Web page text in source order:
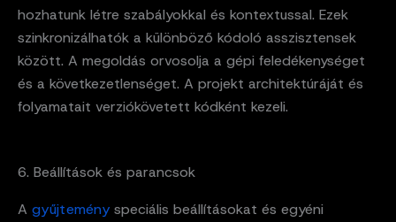
hozhatunk létre szabályokkal és kontextussal. Ezek
szinkronizálhatók a különböző kódoló asszisztensek
között. A megoldás orvosolja a gépi feledékenységet
és a következetlenséget. A projekt architektúráját és
folyamatait verziókövetett kódként kezeli.
6. Beállítások és parancsok
A gyűjtemény speciális beállításokat és egyéni